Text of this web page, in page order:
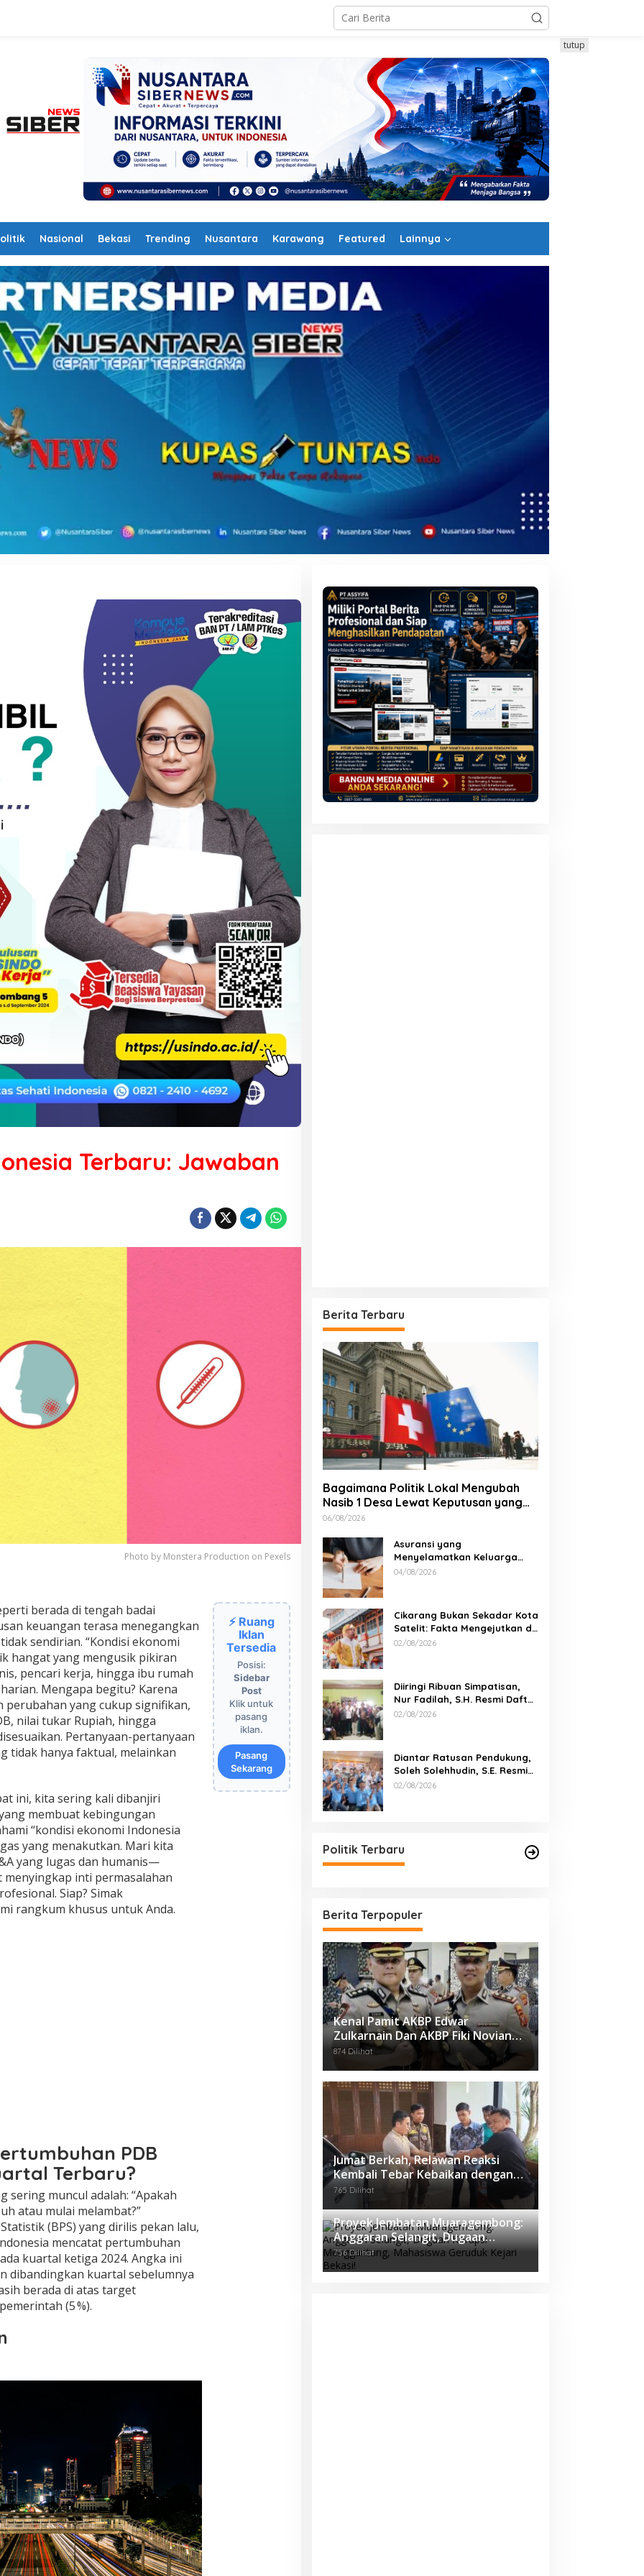
Nasional Bekasi Trending Nusantara Karawang Featured Lainnya
tutup
Terbaru: Jawaban
Photo by Monstera Production on Pexels
berada di tengah badai
keuangan terasa menegangkan
sendirian. “Kondisi ekonomi
hangat yang mengusik pikiran
pencari kerja, hingga ibu rumah
Mengapa begitu? Karena
perubahan yang cukup signifikan,
nilai tukar Rupiah, hingga
Pertanyaan-pertanyaan
tidak hanya faktual, melainkan
ini, kita sering kali dibanjiri
membuat kebingungan
“kondisi ekonomi Indonesia
yang menakutkan. Mari kita
yang lugas dan humanis—
inti permasalahan
Siap? Simak
rangkum khusus untuk Anda.
PDB
Terbaru?
sering muncul adalah: “Apakah
atau mulai melambat?”
(BPS) yang dirilis pekan lalu,
mencatat pertumbuhan
kuartal ketiga 2024. Angka ini
dibandingkan kuartal sebelumnya
berada di atas target
(5 %).
⚡ Ruang
Iklan
Tersedia
Posisi:
Sidebar
Post
Klik untuk
pasang
iklan.
Pasang
Sekarang
Berita Terbaru
Bagaimana Politik Lokal Mengubah
Nasib 1 Desa Lewat Keputusan yang
Tak Terduga
06/08/2026
Asuransi yang
Menyelamatkan Keluarga
Saat Kebakaran
04/08/2026
Cikarang Bukan Sekadar Kota
Satelit: Fakta Mengejutkan di
Balik Ibu Kota Industri Jawa…
02/08/2026
Diiringi Ribuan Simpatisan,
Nur Fadilah, S.H. Resmi Daftar
sebagai Bakal Calon Kepala
02/08/2026
Diantar Ratusan Pendukung,
Soleh Solehhudin, S.E. Resmi
Daftar Bakal Calon Kepala
02/08/2026
Politik Terbaru
Berita Terpopuler
Kenal Pamit AKBP Edwar
Zulkarnain Dan AKBP Fiki Novian
Ardiansyah Resmi Jabat Kapolres
Karawang
874 Dilihat
Jumat Berkah, Relawan Reaksi
Kembali Tebar Kebaikan dengan
Nasi Kotak
765 Dilihat
Proyek Jembatan Muaragembong:
Anggaran Selangit, Dugaan
Korupsi Menggantung, Mahasiswa
Geruduk Kejari Bekasi!
756 Dilihat